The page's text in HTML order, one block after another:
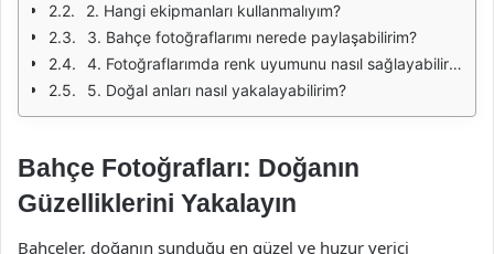
2. Hangi ekipmanları kullanmalıyım?
3. Bahçe fotoğraflarımı nerede paylaşabilirim?
4. Fotoğraflarımda renk uyumunu nasıl sağlayabilirim?
5. Doğal anları nasıl yakalayabilirim?
Bahçe Fotoğrafları: Doğanın
Güzelliklerini Yakalayın
Bahçeler, doğanın sunduğu en güzel ve huzur verici